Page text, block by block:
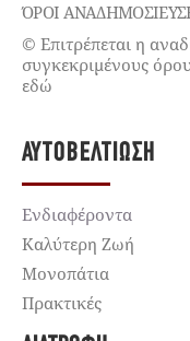
ΌΡΟΙ
© Επιτρέπεται η
συγκεκριμένους
εδώ
ΑΥΤΟΒΕΛΤΊΩΣΗ
Ενδιαφέροντα
Καλύτερη Ζωή
Μονοπάτια
Πρακτικές